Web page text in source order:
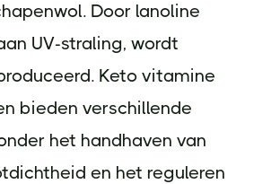
Door lanoline
UV-straling, wordt
Keto vitamine
bieden verschillende
het handhaven van
en het reguleren